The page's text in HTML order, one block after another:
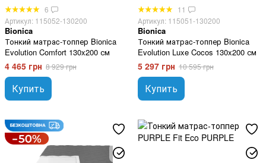
6
Артикул: 115052-130200
Bionica
Тонкий матраc-топпер Bionica
Evolution Comfort 130x200 см
4 465 грн 8 929 грн
Купить
11
Артикул: 115051-130200
Bionica
Тонкий матраc-топпер Bionica
Evolution Luxe Cocos 130x200 см
5 297 грн 10 595 грн
Купить